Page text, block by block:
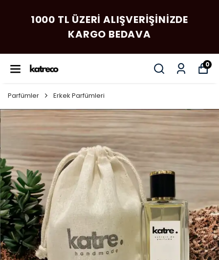
1000 TL ÜZERI ALIŞVERIŞINIZDE
KARGO BEDAVA
0
Parfümler Erkek Parfümleri